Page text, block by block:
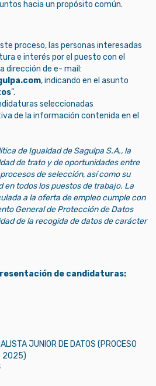
hacia un propósito común.
proceso, las personas interesadas
e interés por el puesto con el
dirección de e- mail:
, indicando en el asunto
”.
seleccionadas
de la información contenida en el
de Igualdad de Sagulpa S.A., la
de trato y de oportunidades entre
de selección, así como su
en todos los puestos de trabajo. La
a la oferta de empleo cumple con
General de Protección de Datos
de la recogida de datos de carácter
de candidaturas:
JUNIOR DE DATOS (PROCESO
2025)